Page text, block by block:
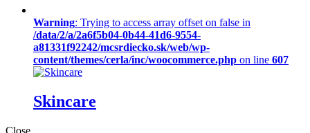
Warning: Trying to access array offset on false in
/data/2/a/2a6f5b04-0b44-41d6-9554-
a81331f92242/mcsrdiecko.sk/web/wp-
content/themes/cerla/inc/woocommerce.php on line 607
Skincare
Close